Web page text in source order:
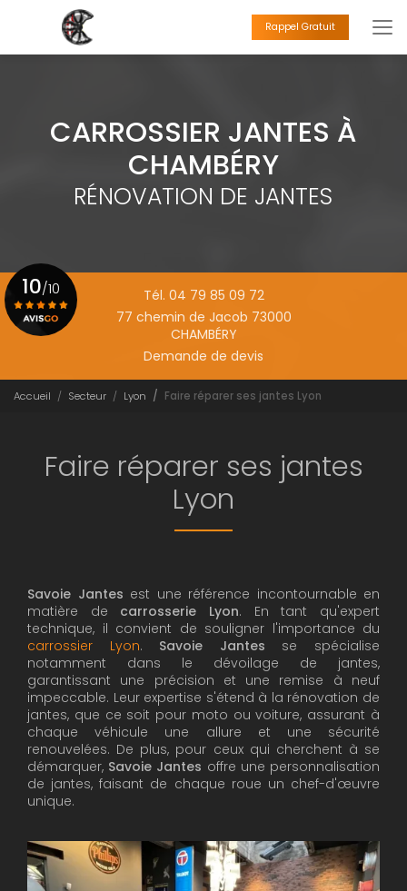
principal
Rappel Gratuit
CARROSSIER JANTES À
CHAMBÉRY
RÉNOVATION DE JANTES
Tél. 04 79 85 09 72
77 chemin de Jacob 73000
CHAMBÉRY
Demande de devis
10/10
Accueil Secteur Lyon Faire réparer ses jantes Lyon
Faire réparer ses jantes
Lyon
Savoie Jantes est une référence incontournable en
matière de carrosserie Lyon. En tant qu'expert
technique, il convient de souligner l'importance du
carrossier Lyon. Savoie Jantes se spécialise
notamment dans le dévoilage de jantes,
garantissant une précision et une remise à neuf
impeccable. Leur expertise s'étend à la rénovation de
jantes, que ce soit pour moto ou voiture, assurant à
chaque véhicule une allure et une sécurité
renouvelées. De plus, pour ceux qui cherchent à se
démarquer, Savoie Jantes offre une personnalisation
de jantes, faisant de chaque roue un chef-d'œuvre
unique.